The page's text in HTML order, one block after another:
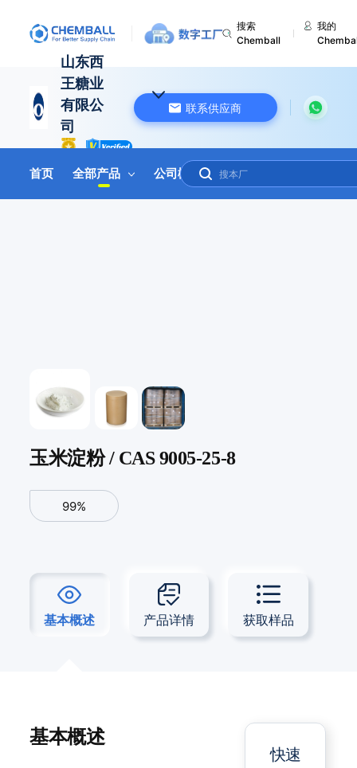
搜索
Chemball
我的
山东西
王糖业
有限公
司
联系供应商
首页 全部产品 公司概况 联系我们
玉米淀粉 / CAS 9005-25-8
99%
基本概述
快速
基本概述 产品详情 获取样品